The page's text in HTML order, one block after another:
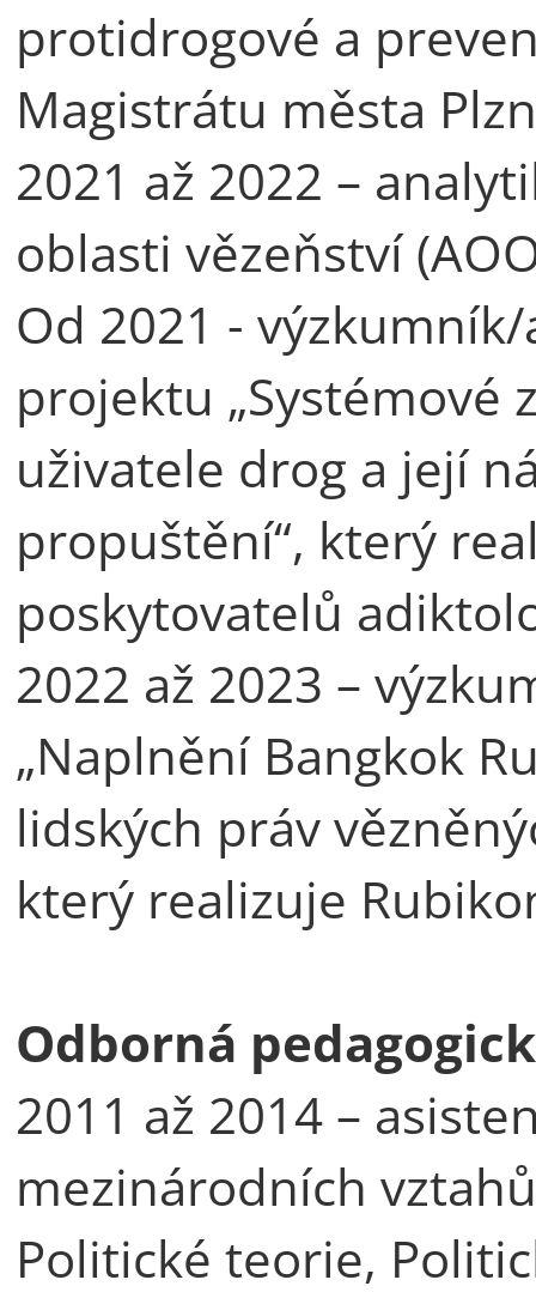
protidrogové a
Magistrátu města
2021 až 2022 –
oblasti vězeňství
Od 2021 -
projektu „Systémové
uživatele drog a její
propuštění“, který
poskytovatelů
2022 až 2023 –
„Naplnění Bangkok
lidských práv
který realizuje
Odborná
2011 až 2014 –
mezinárodních
Politické teorie,